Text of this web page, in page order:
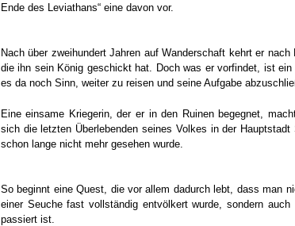
Ende des Leviathans“ eine davon vor.
Nach über zweihundert Jahren auf Wanderschaft kehrt er
die ihn sein König geschickt hat. Doch was er vorfindet, ist
es da noch Sinn, weiter zu reisen und seine Aufgabe
Eine einsame Kriegerin, der er in den Ruinen begegnet,
sich die letzten Überlebenden seines Volkes in der
schon lange nicht mehr gesehen wurde.
So beginnt eine Quest, die vor allem dadurch lebt, dass man
einer Seuche fast vollständig entvölkert wurde, sondern
passiert ist.